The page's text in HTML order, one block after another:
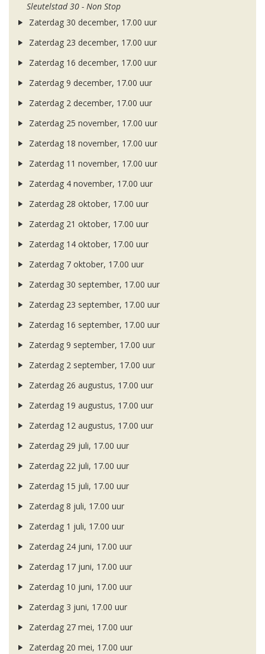
Sleutelstad 30 - Non Stop
Zaterdag 30 december, 17.00 uur
Zaterdag 23 december, 17.00 uur
Zaterdag 16 december, 17.00 uur
Zaterdag 9 december, 17.00 uur
Zaterdag 2 december, 17.00 uur
Zaterdag 25 november, 17.00 uur
Zaterdag 18 november, 17.00 uur
Zaterdag 11 november, 17.00 uur
Zaterdag 4 november, 17.00 uur
Zaterdag 28 oktober, 17.00 uur
Zaterdag 21 oktober, 17.00 uur
Zaterdag 14 oktober, 17.00 uur
Zaterdag 7 oktober, 17.00 uur
Zaterdag 30 september, 17.00 uur
Zaterdag 23 september, 17.00 uur
Zaterdag 16 september, 17.00 uur
Zaterdag 9 september, 17.00 uur
Zaterdag 2 september, 17.00 uur
Zaterdag 26 augustus, 17.00 uur
Zaterdag 19 augustus, 17.00 uur
Zaterdag 12 augustus, 17.00 uur
Zaterdag 29 juli, 17.00 uur
Zaterdag 22 juli, 17.00 uur
Zaterdag 15 juli, 17.00 uur
Zaterdag 8 juli, 17.00 uur
Zaterdag 1 juli, 17.00 uur
Zaterdag 24 juni, 17.00 uur
Zaterdag 17 juni, 17.00 uur
Zaterdag 10 juni, 17.00 uur
Zaterdag 3 juni, 17.00 uur
Zaterdag 27 mei, 17.00 uur
Zaterdag 20 mei, 17.00 uur